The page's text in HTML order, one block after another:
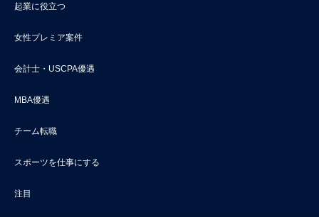
起業に役立つ
女性プレミア案件
会計士・USCPA優遇
MBA優遇
チーム転職
スポーツを仕事にする
注目